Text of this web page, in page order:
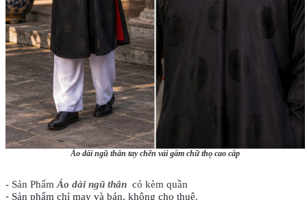
Áo dài ngũ thân tay chẽn vải gấm chữ thọ cao cấp
- Sản Phẩm Áo dài ngũ thân có kèm quần
- Sản phẩm chỉ may và bán, không cho thuê.